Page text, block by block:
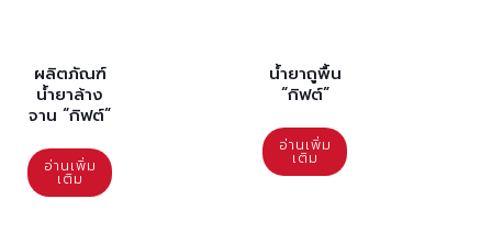
ผลิตภัณฑ์
น้ำยาล้าง
จาน “กิฟต์”
อ่านเพิ่ม
เติม
น้ำยาถูพื้น
“กิฟต์”
อ่านเพิ่ม
เติม